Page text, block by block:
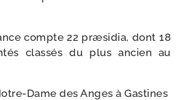
compte 22 præ­si­dia, dont 18
clas­sés du plus ancien au
​Dame des Anges à Gastines